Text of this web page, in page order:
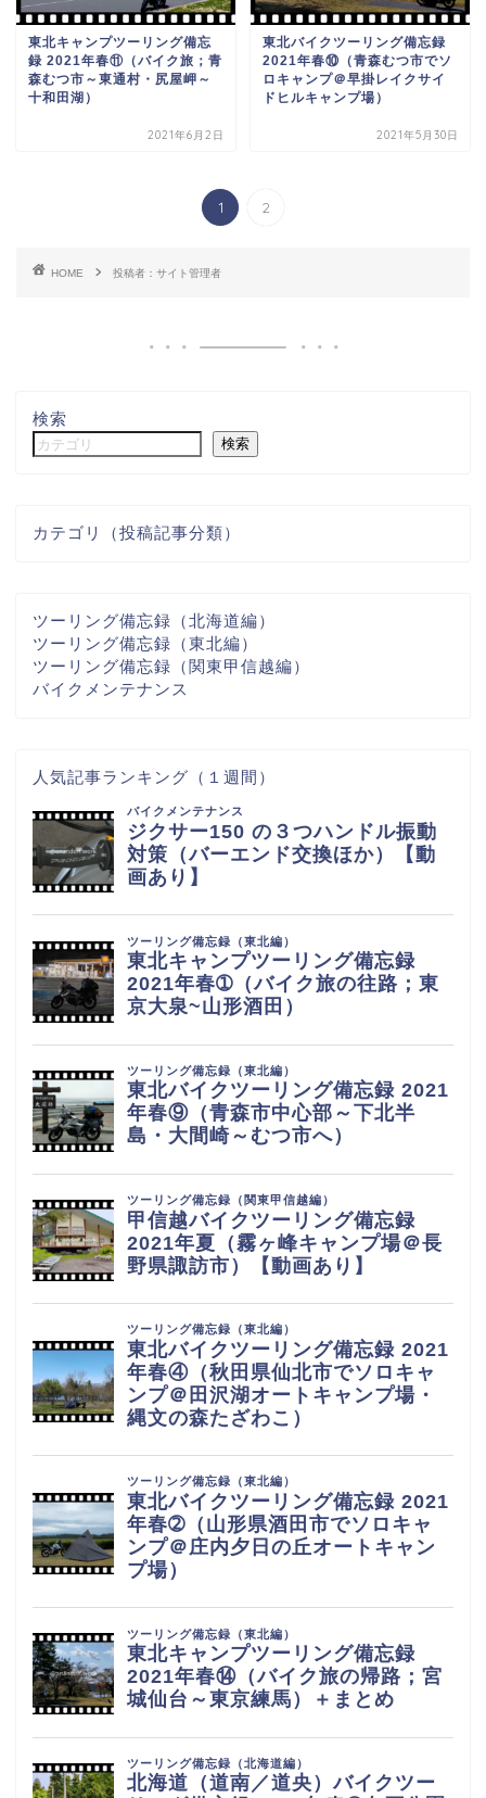
東北キャンプツーリング備忘
録 2021年春⑪（バイク旅；青
森むつ市～東通村・尻屋岬～
十和田湖）
2021年6月2日
東北バイクツーリング備忘録
2021年春⑩（青森むつ市でソ
ロキャンプ＠早掛レイクサイ
ドヒルキャンプ場）
2021年5月30日
1 2
HOME 投稿者：サイト管理者
検索
検索
カテゴリ（投稿記事分類）
ツーリング備忘録（北海道編）
ツーリング備忘録（東北編）
ツーリング備忘録（関東甲信越編）
バイクメンテナンス
人気記事ランキング（１週間）